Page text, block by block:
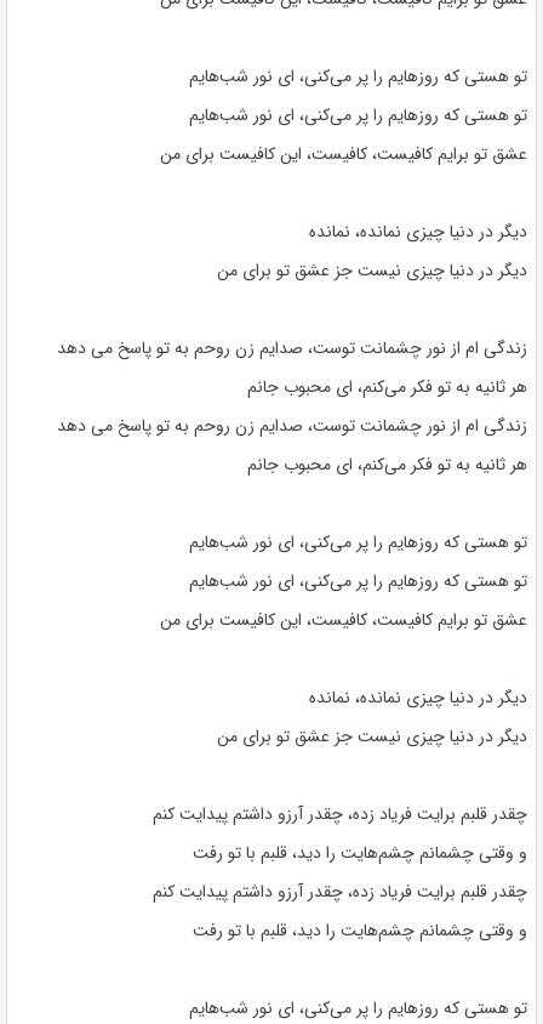
تو هستی که روزهایم را پر می‌کنی، ای نور شب‌هایم
تو هستی که روزهایم را پر می‌کنی، ای نور شب‌هایم
عشق تو برایم کافیست، کافیست، این کافیست برای من
دیگر در دنیا چیزی نمانده، نمانده
دیگر در دنیا چیزی نیست جز عشق تو برای من
زندگی ام از نور چشمانت توست، صدایم زن روحم به تو پاسخ می دهد
هر ثانیه به تو فکر می‌کنم، ای محبوب جانم
زندگی ام از نور چشمانت توست، صدایم زن روحم به تو پاسخ می دهد
هر ثانیه به تو فکر می‌کنم، ای محبوب جانم
تو هستی که روزهایم را پر می‌کنی، ای نور شب‌هایم
تو هستی که روزهایم را پر می‌کنی، ای نور شب‌هایم
عشق تو برایم کافیست، کافیست، این کافیست برای من
دیگر در دنیا چیزی نمانده، نمانده
دیگر در دنیا چیزی نیست جز عشق تو برای من
چقدر قلبم برایت فریاد زده، چقدر آرزو داشتم پیدایت کنم
و وقتی چشمانم چشم‌هایت را دید، قلبم با تو رفت
چقدر قلبم برایت فریاد زده، چقدر آرزو داشتم پیدایت کنم
و وقتی چشمانم چشم‌هایت را دید، قلبم با تو رفت
تو هستی که روزهایم را پر می‌کنی، ای نور شب‌هایم